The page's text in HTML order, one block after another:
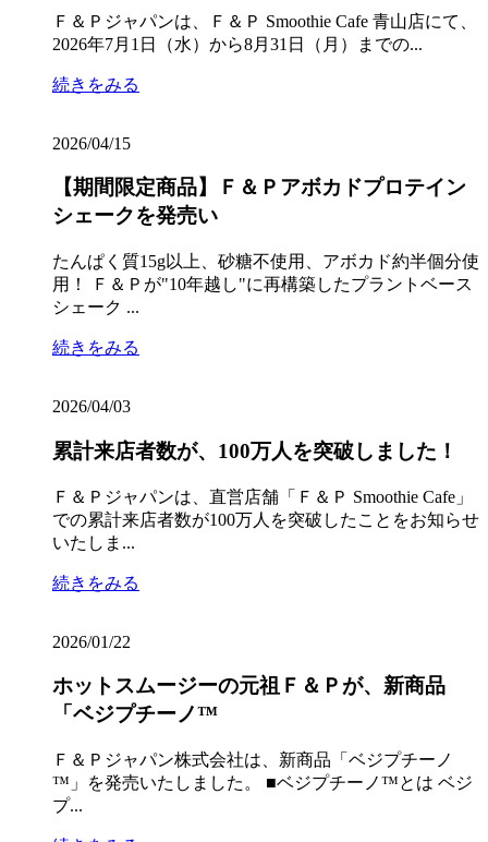
Ｆ＆Ｐジャパンは、Ｆ＆Ｐ Smoothie Cafe 青山店にて、
2026年7月1日（水）から8月31日（月）までの...
続きをみる
2026/04/15
【期間限定商品】Ｆ＆Ｐアボカドプロテイン
シェークを発売い
たんぱく質15g以上、砂糖不使用、アボカド約半個分使
用！ Ｆ＆Ｐが"10年越し"に再構築したプラントベース
シェーク ...
続きをみる
2026/04/03
累計来店者数が、100万人を突破しました！
Ｆ＆Ｐジャパンは、直営店舗「Ｆ＆Ｐ Smoothie Cafe」
での累計来店者数が100万人を突破したことをお知らせ
いたしま...
続きをみる
2026/01/22
ホットスムージーの元祖Ｆ＆Ｐが、新商品
「ベジプチーノ™︎
Ｆ＆Ｐジャパン株式会社は、新商品「ベジプチーノ
™︎」を発売いたしました。 ■ベジプチーノ™︎とは ベジ
プ...